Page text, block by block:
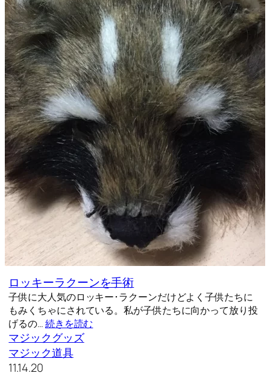
ロッキーラクーンを手術
子供に大人気のロッキー･ラクーンだけどよく子供たちに
もみくちゃにされている。私が子供たちに向かって放り投
げるの…続きを読む
マジックグッズ
マジック道具
11.14.20